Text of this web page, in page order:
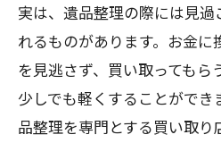
実は、遺品整理の際には見
れるものがあります。お金に
を見逃さず、買い取ってもら
少しでも軽くすることがで
品整理を専門とする買い取り